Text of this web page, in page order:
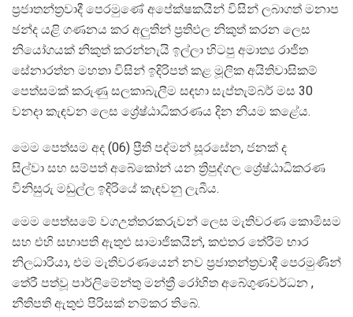
ප්‍රජාතන්ත්‍රවාදී පෙරමුණේ අපේක්ෂකයින් විසින් ලබාගත් මනාප
ඡන්ද යළි ගණනය කර අලුතින් ප්‍රතිඵල නිකුත් කරන ලෙස
නියෝගයක් නිකුත් කරන්නැයි ඉල්ලා හිටපු අමාත්‍ය රාජිත
සේනාරත්න මහතා විසින් ඉදිරිපත් කළ මූලික අයිතිවාසිකම්
පෙත්සමක් කරුණු සලකාබැලීම සඳහා සැප්තැම්බර් මස 30
වනදා කැඳවන ලෙස ශ්‍රේෂ්ඨාධිකරණය දින නියම කළේය.
මෙම පෙත්සම අද (06) ප්‍රීති පද්මන් සූරසේන, ජනක් ද
සිල්වා සහ සම්පත් අබේකෝන් යන ත්‍රිපුද්ගල ශ්‍රේෂ්ඨාධිකරණ
විනිසුරු මඩුල්ල ඉදිරියේ කැඳවනු ලැබීය.
මෙම පෙත්සමේ වගඋත්තරකරුවන් ලෙස මැතිවරණ කොමිසම
සහ එහි සභාපති ඇතුළු සාමාජිකයින්, කළුතර තේරීම් භාර
නිලධාරියා, එම මැතිවරණයෙන් නව ප්‍රජාතන්ත්‍රවාදී පෙරමුණින්
තේරී පත්වූ පාර්ලිමේන්තු මන්ත්‍රී රෝහිත අබේගුණවර්ධන ,
නීතිපති ඇතුළු පිරිසක් නම්කර තිබේ.